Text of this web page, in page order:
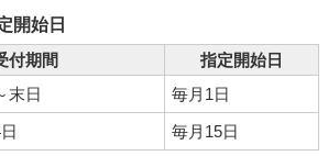
開始日
付期間
指定開始日
末日
毎月1日
毎月15日